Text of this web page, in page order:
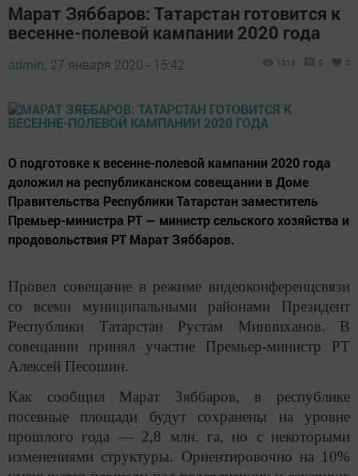
Марат Зяббаров: Татарстан готовится к
весенне-полевой кампании 2020 года
admin, 27 января 2020 - 15:42 1313 0 0
О подготовке к весенне-полевой кампании 2020 года
доложил на республиканском совещании в Доме
Правительства Республики Татарстан заместитель
Премьер-министра РТ — министр сельского хозяйства и
продовольствия РТ Марат Зяббаров.
Провел совещание в режиме видеоконференцсвязи
со всеми муниципальными районами Президент
Республики Татарстан Рустам Минниханов. В
совещании принял участие Премьер-министр РТ
Алексей Песошин.
Как сообщил Марат Зяббаров, в республике
посевные площади будут сохранены на уровне
прошлого года — 2,8 млн. га, но с некоторыми
изменениями структуры. Ориентировочно на 10%